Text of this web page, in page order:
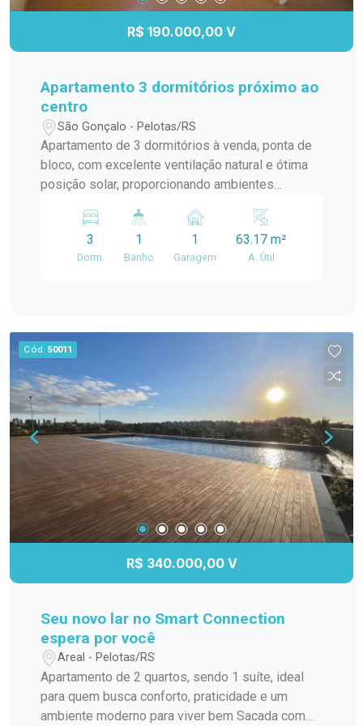
R$ 190.000,00 V
Apartamento 3 dormitórios próximo ao
centro
São Gonçalo - Pelotas/RS
Apartamento de 3 dormitórios à venda, ponta de
bloco, com excelente ventilação natural e ótima
posição solar, proporcionando ambientes
imóvel conta com lareira, ideal para os dias frios,
além de ar-condicionado para maior conforto em
todas as estações. Localizado em condomínio
3
Dorm.
1
Banho
1
Garagem
63.17 m²
A. Útil
Cód. 50011
R$ 340.000,00 V
Seu novo lar no Smart Connection
espera por você
Areal - Pelotas/RS
Apartamento de 2 quartos, sendo 1 suíte, ideal
para quem busca conforto, praticidade e um
ambiente moderno para viver bem Sacada com